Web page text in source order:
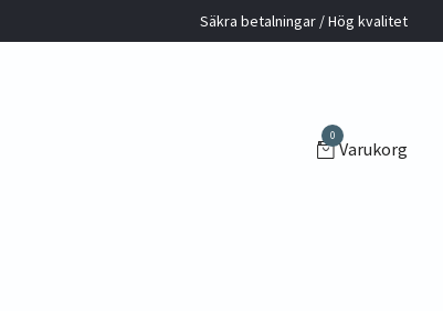
Säkra betalningar / Hög kvalitet
0
Varukorg